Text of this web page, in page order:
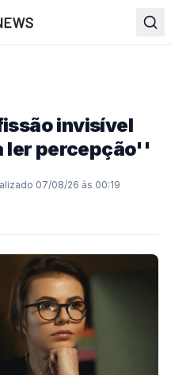
invisível
ler percepção''
07/08/26 às 00:19